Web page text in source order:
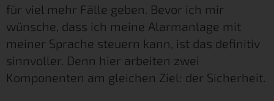
für viel mehr Fälle geben. Bevor ich mir
wünsche, dass ich meine Alarmanlage mit
meiner Sprache steuern kann, ist das definitiv
sinnvoller. Denn hier arbeiten zwei
Komponenten am gleichen Ziel: der Sicherheit.